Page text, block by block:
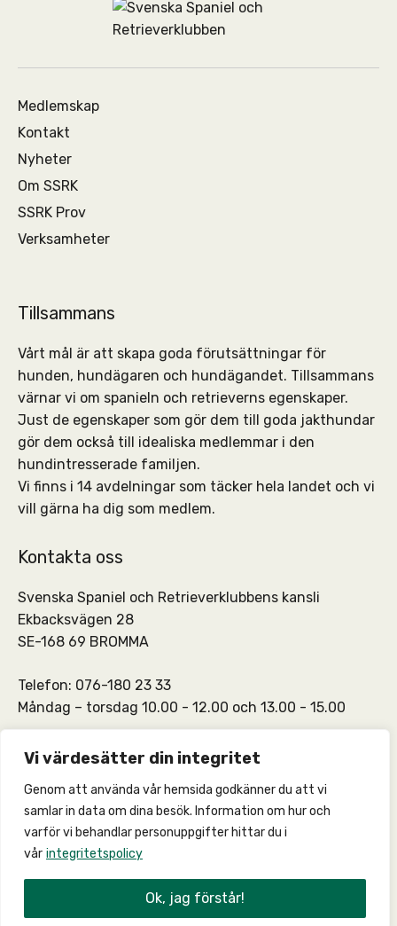
Vi värdesätter din integritet
Genom att använda vår hemsida godkänner du att vi
samlar in data om dina besök. Information om hur och
varför vi behandlar personuppgifter hittar du i
vår integritetspolicy
Ok, jag förstår!
Medlemskap
Kontakt
Nyheter
Om SSRK
SSRK Prov
Verksamheter
Tillsammans
Vårt mål är att skapa goda förutsättningar för
hunden, hundägaren och hundägandet. Tillsammans
värnar vi om spanieln och retrieverns egenskaper.
Just de egenskaper som gör dem till goda jakthundar
gör dem också till idealiska medlemmar i den
hundintresserade familjen.
Vi finns i 14 avdelningar som täcker hela landet och vi
vill gärna ha dig som medlem.
Kontakta oss
Svenska Spaniel och Retrieverklubbens kansli
Ekbacksvägen 28
SE-168 69 BROMMA
Telefon: 076-180 23 33
Måndag – torsdag 10.00 - 12.00 och 13.00 - 15.00
SSRKs kansli och medlemskontakt: info@ssrk.se
SSRKs webmaster:webmaster@ssrk.se
© 2026 –